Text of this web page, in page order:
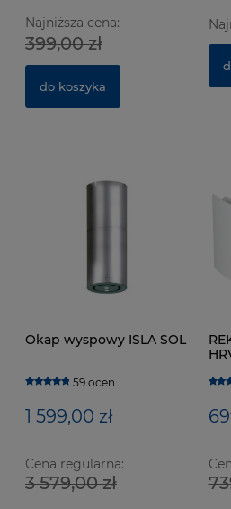
Najniższa cena:
399,00 zł
do koszyka
Okap wyspowy ISLA SOL
59 ocen
1 599,00 zł
Cena regularna:
3 579,00 zł
czujnikiem wilgotności
629 ocen
364,00 zł